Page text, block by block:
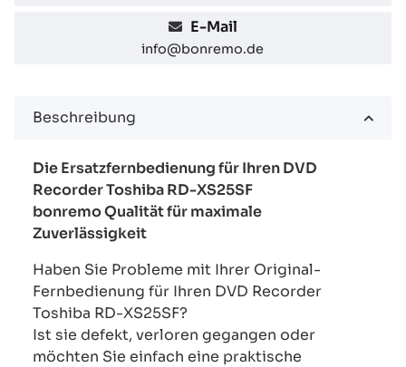
E-Mail
info@bonremo.de
Beschreibung
Die Ersatzfernbedienung für Ihren DVD
Recorder Toshiba RD-XS25SF
bonremo Qualität für maximale
Zuverlässigkeit
Haben Sie Probleme mit Ihrer Original-
Fernbedienung für Ihren DVD Recorder
Toshiba RD-XS25SF?
Ist sie defekt, verloren gegangen oder
möchten Sie einfach eine praktische